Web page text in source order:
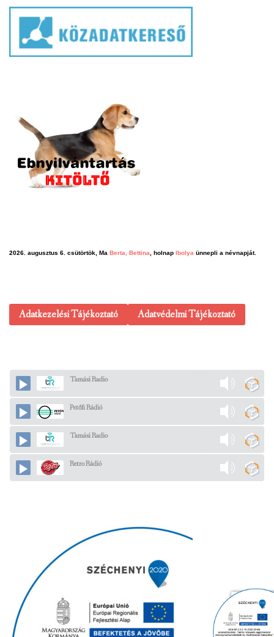
2026. augusztus 6. csütörtök, Ma Berta, Bettina , holnap Ibolya ünnepli a névnapját.
Adatkezelési Tájékoztató Adatvédelmi Tájékoztató
Tamási Radio
Petőfi Rádió
Tamási Radio
Retro Rádió